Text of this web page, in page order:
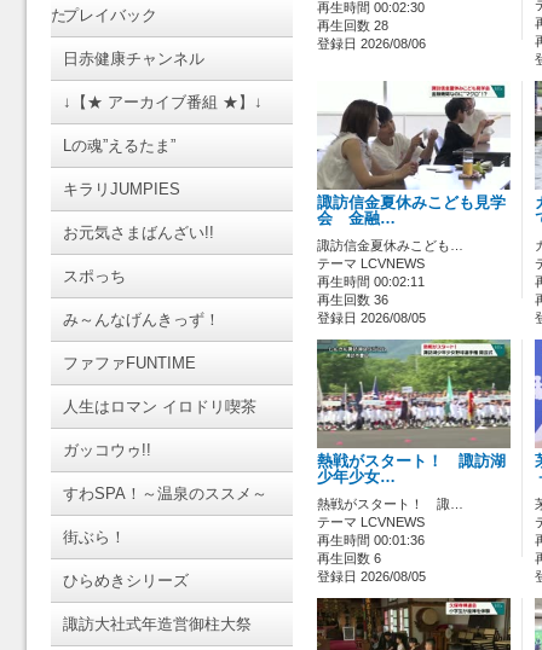
たプレイバック
日赤健康チャンネル
↓【★ アーカイブ番組 ★】↓
Lの魂”えるたま”
キラリJUMPIES
お元気さまばんざい!!
スポっち
み～んなげんきっず！
ファファFUNTIME
人生はロマン イロドリ喫茶
ガッコウゥ!!
すわSPA！～温泉のススメ～
街ぶら！
ひらめきシリーズ
諏訪大社式年造営御柱大祭
再生時間 00:02:30
再生回数 28
登録日 2026/08/06
諏訪信金夏休みこども見学
会 金融…
諏訪信金夏休みこども…
テーマ LCVNEWS
再生時間 00:02:11
再生回数 36
登録日 2026/08/05
熱戦がスタート！ 諏訪湖
少年少女…
熱戦がスタート！ 諏…
テーマ LCVNEWS
再生時間 00:01:36
再生回数 6
登録日 2026/08/05